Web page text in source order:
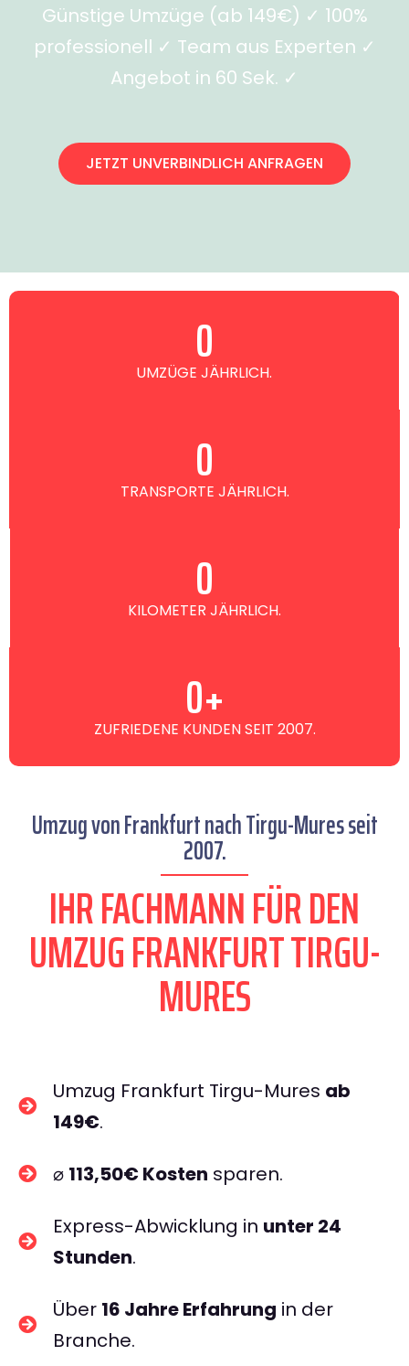
Günstige Umzüge (ab 149€) ✓ 100%
professionell ✓ Team aus Experten ✓
Angebot in 60 Sek. ✓
JETZT UNVERBINDLICH ANFRAGEN
UMZÜGE JÄHRLICH.
0
TRANSPORTE JÄHRLICH.
0
KILOMETER JÄHRLICH.
0
ZUFRIEDENE KUNDEN SEIT 2007.
0+
Umzug von Frankfurt nach Tirgu-Mures seit
2007.
IHR FACHMANN FÜR DEN
UMZUG FRANKFURT TIRGU-
MURES
Umzug Frankfurt Tirgu-Mures ab
149€.
⌀ 113,50€ Kosten sparen.
Express-Abwicklung in unter 24
Stunden.
Über 16 Jahre Erfahrung in der
Branche.